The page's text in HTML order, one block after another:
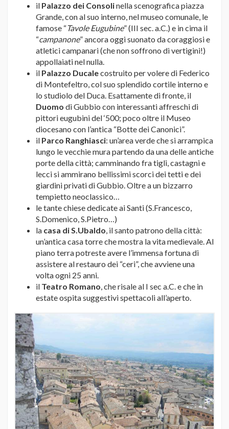
il Palazzo dei Consolinella scenografica piazza
Grande, con al suo interno, nel museo comunale, le
famose “Tavole Eugubine” (III sec. a.C.) e in cima il
“campanone” ancora oggi suonato da coraggiosi e
atletici campanari (che non soffrono di vertigini!)
appollaiati nel nulla.
il Palazzo Ducalecostruito per volere di Federico
di Montefeltro, col suo splendido cortile interno e
lo studiolo del Duca. Esattamente di fronte, il
Duomo di Gubbio con interessanti affreschi di
pittori eugubini del ‘500; poco oltre il Museo
diocesano con l’antica “Botte dei Canonici”.
il Parco Ranghiasci: un’area verde che si arrampica
lungo le vecchie mura partendo da una delle antiche
porte della città; camminando fra tigli, castagni e
lecci si ammirano bellissimi scorci dei tetti e dei
giardini privati di Gubbio. Oltre a un bizzarro
tempietto neoclassico…
le tante chiese dedicate ai Santi (S.Francesco,
S.Domenico, S.Pietro…)
la casa di S.Ubaldo, il santo patrono della città:
un’antica casa torre che mostra la vita medievale. Al
piano terra potreste avere l’immensa fortuna di
assistere al restauro dei “ceri”, che avviene una
volta ogni 25 anni.
il Teatro Romano, che risale al I sec a.C. e che in
estate ospita suggestivi spettacoli all’aperto.